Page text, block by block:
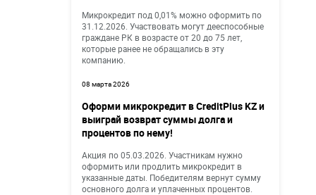
Микрокредит под 0,01% можно оформить по
31.12.2026. Участвовать могут дееспособные
граждане РК в возрасте от 20 до 75 лет,
которые ранее не обращались в эту
компанию.
08 марта 2026
Оформи микрокредит в CreditPlus KZ и
выиграй возврат суммы долга и
процентов по нему!
Акция по 05.03.2026. Участникам нужно
оформить или продлить микрокредит в
указанные даты. Победителям вернут сумму
основного долга и уплаченных процентов.